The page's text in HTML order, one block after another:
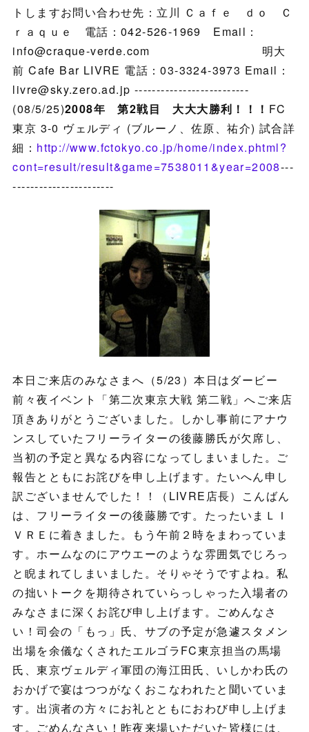
トしますお問い合わせ先：立川 Ｃａｆｅ ｄｏ Ｃ
ｒａｑｕｅ 電話：042-526-1969 Email：
info@craque-verde.com 明大
前 Cafe Bar LIVRE 電話：03-3324-3973 Email：
livre@sky.zero.ad.jp --------------------------
(08/5/25)2008年 第2戦目 大大大勝利！！！ FC
東京 3-0 ヴェルディ (ブルーノ、佐原、祐介) 試合詳
細： http://www.fctokyo.co.jp/home/index.phtml?
cont=result/result&game=7538011&year=2008---
-----------------------
本日ご来店のみなさまへ（5/23）本日はダービー
前々夜イベント「第二次東京大戦 第二戦」へご来店
頂きありがとうございました。しかし事前にアナウ
ンスしていたフリーライターの後藤勝氏が欠席し、
当初の予定と異なる内容になってしまいました。ご
報告とともにお詫びを申し上げます。たいへん申し
訳ございませんでした！！（LIVRE店長）こんばん
は、フリーライターの後藤勝です。たったいまＬＩ
ＶＲＥに着きました。もう午前２時をまわっていま
す。ホームなのにアウエーのような雰囲気でじろっ
と睨まれてしまいました。そりゃそうですよね。私
の拙いトークを期待されていらっしゃった入場者の
みなさまに深くお詫び申し上げます。ごめんなさ
い！司会の「もっ」氏、サブの予定が急遽スタメン
出場を余儀なくされたエルゴラFC東京担当の馬場
氏、東京ヴェルディ軍団の海江田氏、いしかわ氏の
おかげで宴はつつがなくおこなわれたと聞いていま
す。出演者の方々にお礼とともにおわび申し上げま
す。ごめんなさい！昨夜来場いただいた皆様には、